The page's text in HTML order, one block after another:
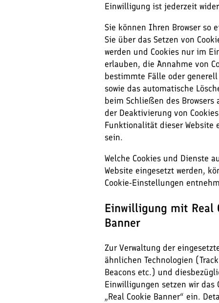
Einwilligung ist jederzeit
Sie können Ihren Browser so
Sie über das Setzen von
werden und Cookies nur im
erlauben, die Annahme von
bestimmte Fälle oder
sowie das automatische
beim Schließen des Browsers
der Deaktivierung von
Funktionalität dieser Website
sein.
Welche Cookies und Dienste
Website eingesetzt werden,
Cookie-Einstellungen
Einwilligung mit Real
Banner
Zur Verwaltung der
ähnlichen Technologien
Beacons etc.) und
Einwilligungen setzen wir das
„Real Cookie Banner“ ein.